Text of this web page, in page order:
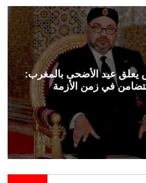
عيد الأضحى بالمغرب:
في زمن الأزمة